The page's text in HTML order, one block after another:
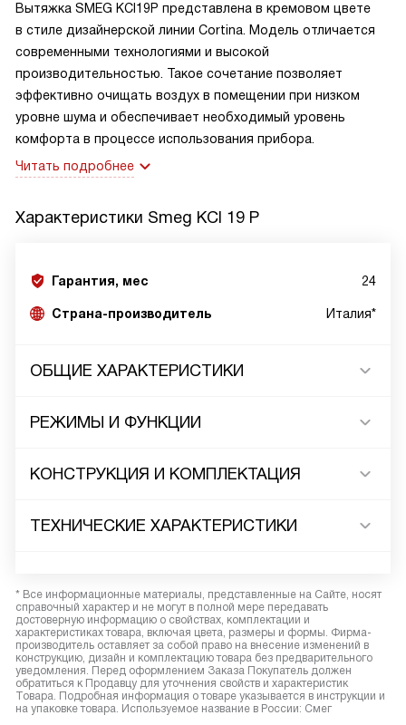
Вытяжка SMEG KCI19P представлена в кремовом цвете
в стиле дизайнерской линии Cortina. Модель отличается
современными технологиями и высокой
производительностью. Такое сочетание позволяет
эффективно очищать воздух в помещении при низком
уровне шума и обеспечивает необходимый уровень
комфорта в процессе использования прибора.
Читать подробнее
Характеристики Smeg KCI 19 P
Гарантия, мес 24
Страна-производитель Италия*
ОБЩИЕ ХАРАКТЕРИСТИКИ
РЕЖИМЫ И ФУНКЦИИ
КОНСТРУКЦИЯ И КОМПЛЕКТАЦИЯ
ТЕХНИЧЕСКИЕ ХАРАКТЕРИСТИКИ
* Все информационные материалы, представленные на Сайте, носят
справочный характер и не могут в полной мере передавать
достоверную информацию о свойствах, комплектации и
характеристиках товара, включая цвета, размеры и формы. Фирма-
производитель оставляет за собой право на внесение изменений в
конструкцию, дизайн и комплектацию товара без предварительного
уведомления. Перед оформлением Заказа Покупатель должен
обратиться к Продавцу для уточнения свойств и характеристик
Товара. Подробная информация о товаре указывается в инструкции и
на упаковке товара. Используемое название в России: Смег